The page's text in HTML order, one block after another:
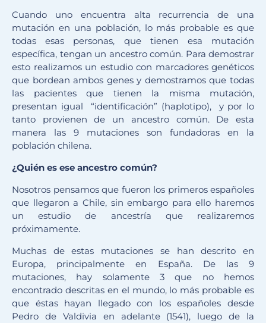
Cuando uno encuentra alta recurrencia de una
mutación en una población, lo más probable es que
todas esas personas, que tienen esa mutación
específica, tengan un ancestro común. Para demostrar
esto realizamos un estudio con marcadores genéticos
que bordean ambos genes y demostramos que todas
las pacientes que tienen la misma mutación,
presentan igual “identificación” (haplotipo), y por lo
tanto provienen de un ancestro común. De esta
manera las 9 mutaciones son fundadoras en la
población chilena.
¿Quién es ese ancestro común?
Nosotros pensamos que fueron los primeros españoles
que llegaron a Chile, sin embargo para ello haremos
un estudio de ancestría que realizaremos
próximamente.
Muchas de estas mutaciones se han descrito en
Europa, principalmente en España. De las 9
mutaciones, hay solamente 3 que no hemos
encontrado descritas en el mundo, lo más probable es
que éstas hayan llegado con los españoles desde
Pedro de Valdivia en adelante (1541), luego de la